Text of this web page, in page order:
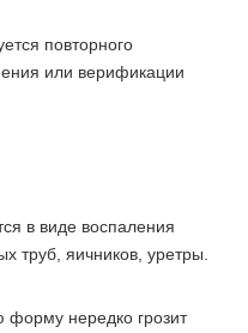
повторного
или верификации
в виде воспаления
труб, яичников, уретры.
форму нередко грозит